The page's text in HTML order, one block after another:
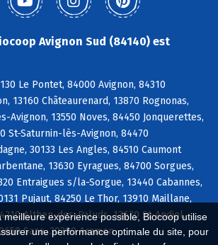
expérience possible, Biocoop utilise
une performance optimale du site, pour
Avignon Sud (84140) est
Le Pontet, 84000 Avignon, 84310
13160 Châteaurenard, 13870 Rognonas,
Avignon, 13550 Noves, 84450 Jonquerettes,
St-Saturnin-lès-Avignon, 84470
30133 Les Angles, 84510 Caumont
13630 Eyragues, 84700 Sorgues,
Entraigues s/la-Sorgue, 13440 Cabannes,
Pujaut, 84250 Le Thor, 13910 Maillane,
Althen-des-Paluds, 13670 St-Andiol,
Saze, 30390 Aramon